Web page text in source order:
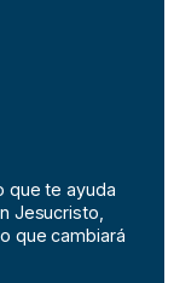
que te ayuda
Jesucristo,
que cambiará